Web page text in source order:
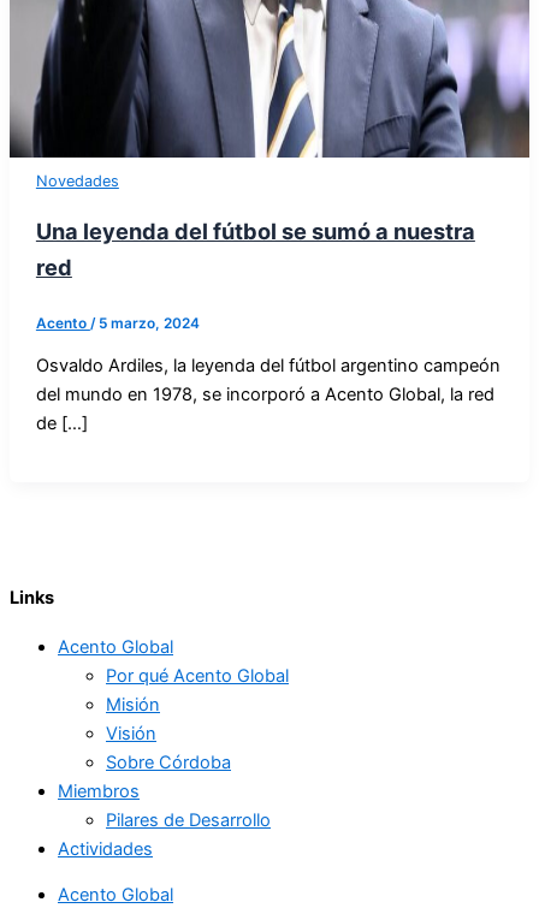
Novedades
Una leyenda del fútbol se sumó a nuestra
red
Acento / 5 marzo, 2024
Osvaldo Ardiles, la leyenda del fútbol argentino campeón
del mundo en 1978, se incorporó a Acento Global, la red
de […]
Links
Acento Global
Por qué Acento Global
Misión
Visión
Sobre Córdoba
Miembros
Pilares de Desarrollo
Actividades
Acento Global